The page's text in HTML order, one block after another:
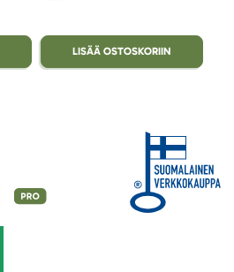
LISÄÄ OSTOSKORIIN